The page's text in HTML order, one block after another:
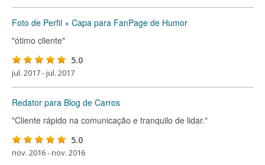
Foto de Perfil + Capa para FanPage de Humor
"ótimo cliente"
5.0
jul. 2017 - jul. 2017
Redator para Blog de Carros
"Cliente rápido na comunicação e tranquilo de lidar."
5.0
nov. 2016 - nov. 2016